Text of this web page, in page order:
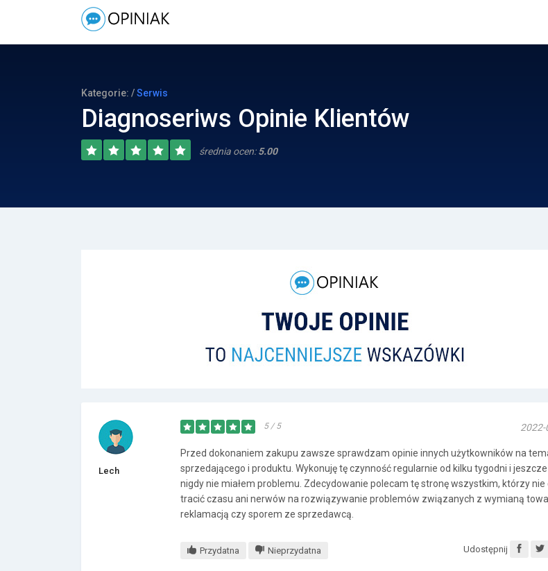
Kategorie: /Serwis
Diagnoseriws Opinie Klientów
średnia ocen:5.00
Lech
5 / 5 2022-
Przed dokonaniem zakupu zawsze sprawdzam opinie innych użytkowników na
sprzedającego i produktu. Wykonuję tę czynność regularnie od kilku tygodni i jeszcze
nigdy nie miałem problemu. Zdecydowanie polecam tę stronę wszystkim, którzy nie
tracić czasu ani nerwów na rozwiązywanie problemów związanych z wymianą
reklamacją czy sporem ze sprzedawcą.
Przydatna Nieprzydatna Udostępnij